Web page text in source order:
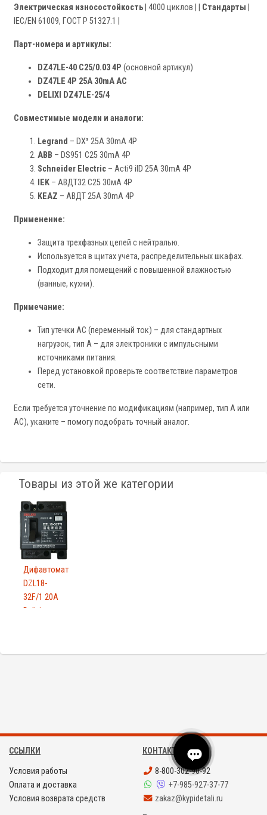
Электрическая износостойкость | 4000 циклов | | Стандарты
IEC/EN 61009, ГОСТ Р 51327.1 |
Парт-номера и артикулы:
DZ47LE-40 C25/0.03 4P (основной артикул)
DZ47LE 4P 25A 30mA AC
DELIXI DZ47LE-25/4
Совместимые модели и аналоги:
Legrand – DX³ 25A 30mA 4P
ABB – DS951 C25 30mA 4P
Schneider Electric – Acti9 iID 25A 30mA 4P
IEK – АВДТ32 C25 30мА 4P
KEAZ – АВДТ 25A 30mA 4P
Применение:
Защита трехфазных цепей с нейтралью.
Используется в щитах учета, распределительных шкафах.
Подходит для помещений с повышенной влажностью
(ванные, кухни).
Примечание:
Тип утечки AC (переменный ток) – для стандартных
нагрузок, тип A – для электроники с импульсными
источниками питания.
Перед установкой проверьте соответствие параметров
сети.
Если требуется уточнение по модификациям (например, тип A или
AC), укажите – помогу подобрать точный аналог.
Товары из этой же категории
Дифавтомат
DZL18-
32F/1 20A
Delixi
ССЫЛКИ
Условия работы
Оплата и доставка
Условия возврата средств
КОНТАКТЫ
8-800-302-90-92
+7-985-927-37-77
zakaz@kypidetali.ru